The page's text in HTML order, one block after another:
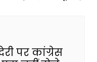
पर कांग्रेस